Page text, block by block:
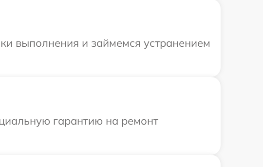
выполнения и займемся устранением
гарантию на ремонт